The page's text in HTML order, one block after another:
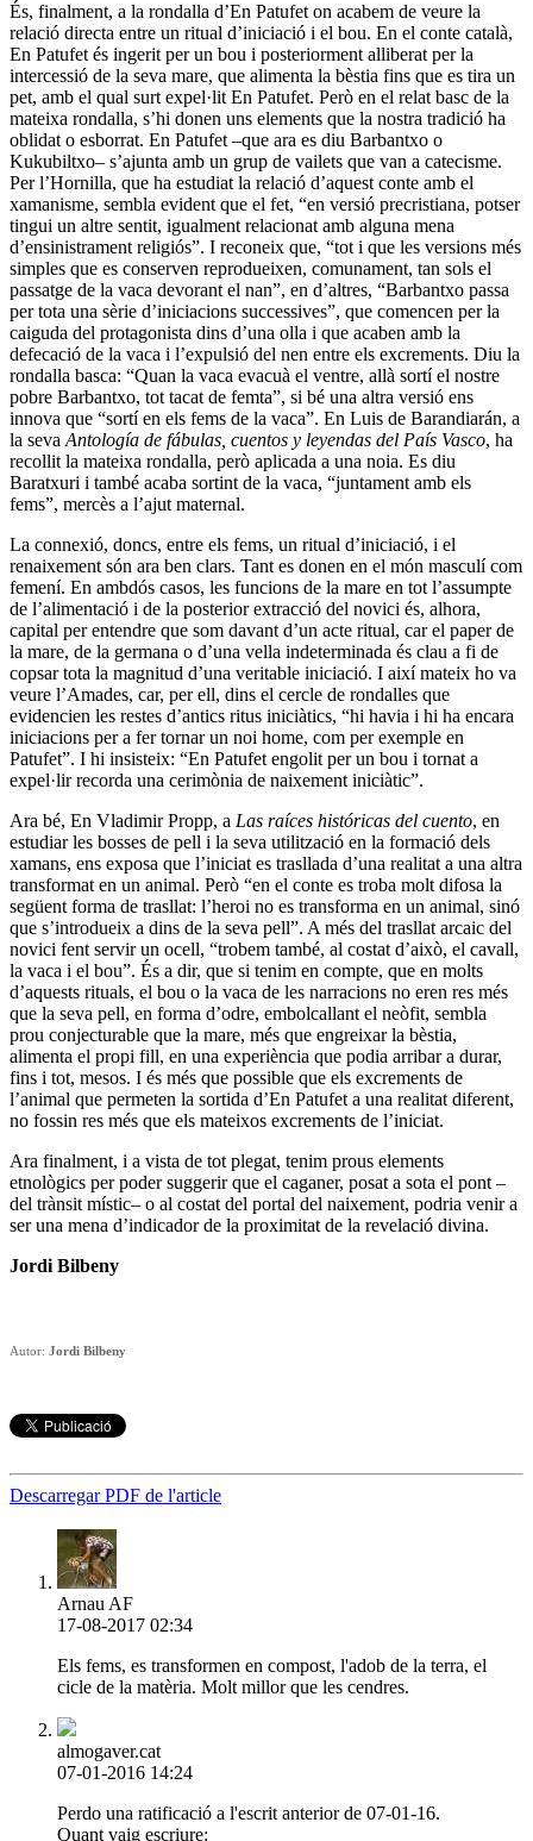
És, finalment, a la rondalla d’En Patufet on acabem de veure la
relació directa entre un ritual d’iniciació i el bou. En el conte català,
En Patufet és ingerit per un bou i posteriorment alliberat per la
intercessió de la seva mare, que alimenta la bèstia fins que es tira un
pet, amb el qual surt expel·lit En Patufet. Però en el relat basc de la
mateixa rondalla, s’hi donen uns elements que la nostra tradició ha
oblidat o esborrat. En Patufet –que ara es diu Barbantxo o
Kukubiltxo– s’ajunta amb un grup de vailets que van a catecisme.
Per l’Hornilla, que ha estudiat la relació d’aquest conte amb el
xamanisme, sembla evident que el fet, “en versió precristiana, potser
tingui un altre sentit, igualment relacionat amb alguna mena
d’ensinistrament religiós”. I reconeix que, “tot i que les versions més
simples que es conserven reprodueixen, comunament, tan sols el
passatge de la vaca devorant el nan”, en d’altres, “Barbantxo passa
per tota una sèrie d’iniciacions successives”, que comencen per la
caiguda del protagonista dins d’una olla i que acaben amb la
defecació de la vaca i l’expulsió del nen entre els excrements. Diu la
rondalla basca: “Quan la vaca evacuà el ventre, allà sortí el nostre
pobre Barbantxo, tot tacat de femta”, si bé una altra versió ens
innova que “sortí en els fems de la vaca”. En Luis de Barandiarán, a
la sevaAntología de fábulas, cuentos y leyendas del País Vasco, ha
recollit la mateixa rondalla, però aplicada a una noia. Es diu
Baratxuri i també acaba sortint de la vaca, “juntament amb els
fems”, mercès a l’ajut maternal.
La connexió, doncs, entre els fems, un ritual d’iniciació, i el
renaixement són ara ben clars. Tant es donen en el món masculí com
femení. En ambdós casos, les funcions de la mare en tot l’assumpte
de l’alimentació i de la posterior extracció del novici és, alhora,
capital per entendre que som davant d’un acte ritual, car el paper de
la mare, de la germana o d’una vella indeterminada és clau a fi de
copsar tota la magnitud d’una veritable iniciació. I així mateix ho va
veure l’Amades, car, per ell, dins el cercle de rondalles que
evidencien les restes d’antics ritus iniciàtics, “hi havia i hi ha encara
iniciacions per a fer tornar un noi home, com per exemple en
Patufet”. I hi insisteix: “En Patufet engolit per un bou i tornat a
expel·lir recorda una cerimònia de naixement iniciàtic”.
Ara bé, En Vladimir Propp, a Las raíces históricas del cuento, en
estudiar les bosses de pell i la seva utilització en la formació dels
xamans, ens exposa que l’iniciat es trasllada d’una realitat a una altra
transformat en un animal. Però “en el conte es troba molt difosa la
següent forma de trasllat: l’heroi no es transforma en un animal, sinó
que s’introdueix a dins de la seva pell”. A més del trasllat arcaic del
novici fent servir un ocell, “trobem també, al costat d’això, el cavall,
la vaca i el bou”. És a dir, que si tenim en compte, que en molts
d’aquests rituals, el bou o la vaca de les narracions no eren res més
que la seva pell, en forma d’odre, embolcallant el neòfit, sembla
prou conjecturable que la mare, més que engreixar la bèstia,
alimenta el propi fill, en una experiència que podia arribar a durar,
fins i tot, mesos. I és més que possible que els excrements de
l’animal que permeten la sortida d’En Patufet a una realitat diferent,
no fossin res més que els mateixos excrements de l’iniciat.
Ara finalment, i a vista de tot plegat, tenim prous elements
etnològics per poder suggerir que el caganer, posat a sota el pont –
del trànsit místic– o al costat del portal del naixement, podria venir a
ser una mena d’indicador de la proximitat de la revelació divina.
Jordi Bilbeny
Autor: Jordi Bilbeny
Descarregar PDF de l'article
Arnau AF
17-08-2017 02:34
Els fems, es transformen en compost, l'adob de la terra, el
cicle de la matèria. Molt millor que les cendres.
almogaver.cat
07-01-2016 14:24
Perdo una ratificació a l'escrit anterior de 07-01-16.
Quant vaig escriure: